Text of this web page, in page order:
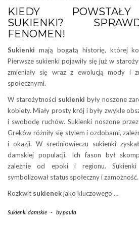
KIEDY
SUKIENKI?
FENOMEN!
Sukienki mają bogatą historię, której
Pierwsze sukienki pojawiły się już w
zmieniały się wraz z ewolucją mody i
społecznymi.
W starożytności sukienki były noszone
kobiety. Miały prosty krój i były zwykle
i swobodę ruchów. Sukienki noszone
Greków różniły się stylem i ozdobami,
i okazji. W średniowieczu sukienki
damskiej populacji. Ich fason był
zależnie od epoki i regionu.
symbolizował status społeczny i zamożność.
Rozkwit sukienekjako kluczowego …
Sukienki damskie - bypaula